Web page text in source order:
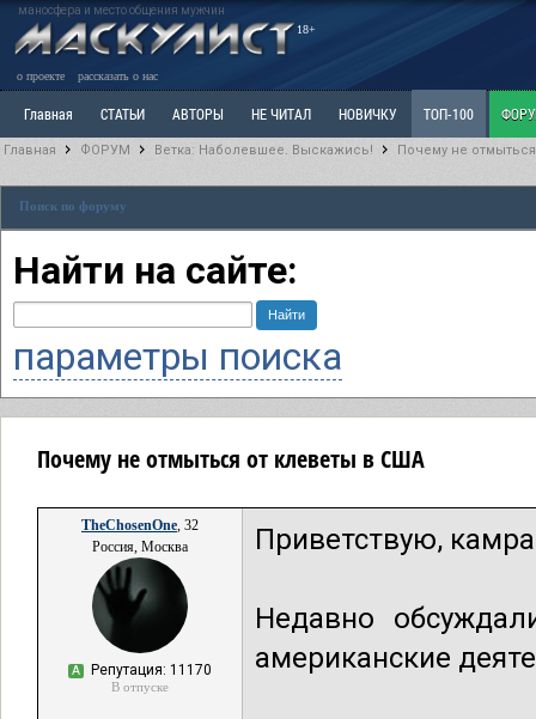
маносфера и место общения мужчин
18+
о проекте рассказать о нас
Главная СТАТЬИ АВТОРЫ НЕ ЧИТАЛ НОВИЧКУ ТОП-100
Ветка: Наболевшее. Выскажись!
РАЗДЕЛ: Разное
Главная ФОРУМ Ветка: Наболевшее. Выскажись! Почему не
Поиск по форуму
Найти на сайте:
параметры поиска
Почему не отмыться от клеветы в США
TheChosenOne, 32
Россия, Москва
А Репутация: 11170
В отпуске
Приветствую,
Недавно
американские